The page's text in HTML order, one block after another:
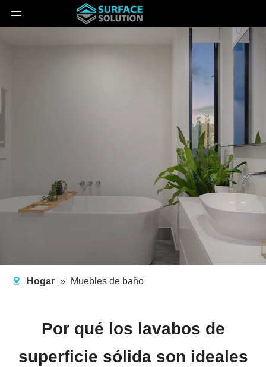
Hogar » Muebles de baño
Por qué los lavabos de
superficie sólida son ideales